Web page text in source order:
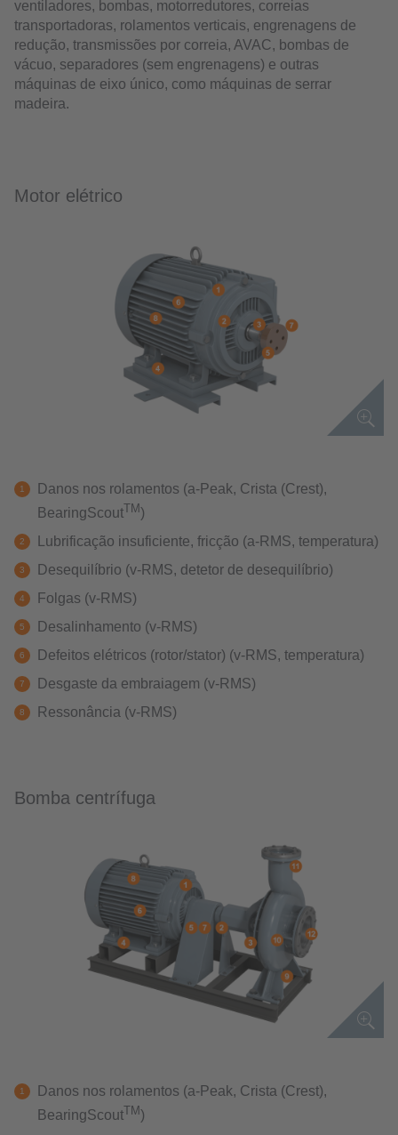
ventiladores, bombas, motorredutores, correias
transportadoras, rolamentos verticais, engrenagens de
redução, transmissões por correia, AVAC, bombas de
vácuo, separadores (sem engrenagens) e outras
máquinas de eixo único, como máquinas de serrar
madeira.
Motor elétrico
Danos nos rolamentos (a-Peak, Crista (Crest),
BearingScoutTM )
Lubrificação insuficiente, fricção (a-RMS, temperatura)
Desequilíbrio (v-RMS, detetor de desequilíbrio)
Folgas (v-RMS)
Desalinhamento (v-RMS)
Defeitos elétricos (rotor/stator) (v-RMS, temperatura)
Desgaste da embraiagem (v-RMS)
Ressonância (v-RMS)
Bomba centrífuga
Danos nos rolamentos (a-Peak, Crista (Crest),
BearingScoutTM )